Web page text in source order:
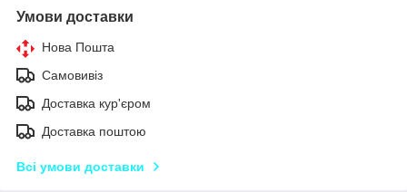
Умови доставки
Нова Пошта
Самовивіз
Доставка кур'єром
Доставка поштою
Всі умови доставки